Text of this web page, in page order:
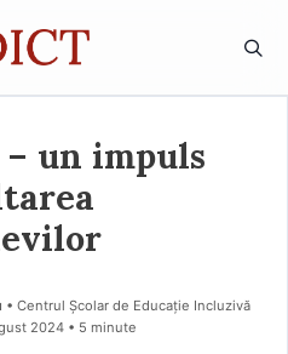
un impuls
• Centrul Școlar de Educație Incluzivă
2024 • 5 minute